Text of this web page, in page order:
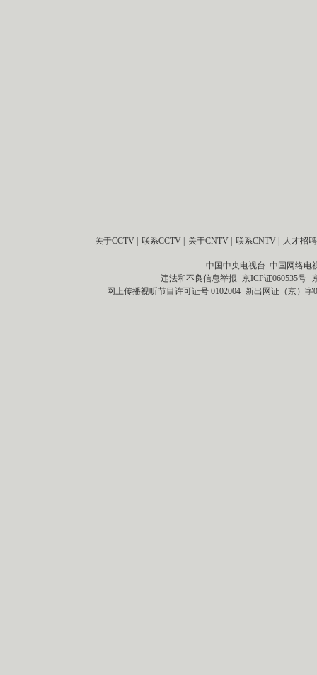
关于CCTV 联系CCTV 关于CNTV 联系CNTV 人才招聘
中国中央电视台 中国网络电
违法和不良信息举报 京ICP证060535号
网上传播视听节目许可证号 0102004 新出网证（京）